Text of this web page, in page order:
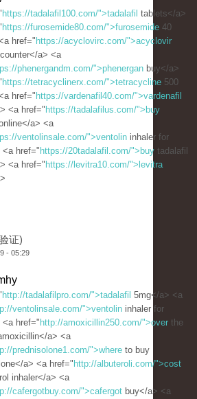
https://tadalafil100.com/">tadalafil tablets</a>
https://furosemide80.com/">furosemide 40
href=" https://acyclovirc.com/">acyclovir
a> <a
phenergandm.com/">phenergan buy</a>
https://tetracyclinerx.com/">tetracycline 500
href=" https://vardenafil40.com/">vardenafil
<a href=" https://tadalafilus.com/">buy
a> <a
ventolinsale.com/">ventolin inhaler for
href=" https://20tadalafil.com/">buy tadalafil
<a href=" https://levitra10.com/">levitra
证)
- 05:29
http://tadalafilpro.com/">tadalafil 5mg</a> <a
ventolinsale.com/">ventolin inhaler for
href=" http://amoxicillin250.com/">over the
a> <a
prednisolone1.com/">where to buy
a> <a href=" http://albuteroli.com/">cost
inhaler</a> <a
cafergotbuy.com/">cafergot buy</a> <a